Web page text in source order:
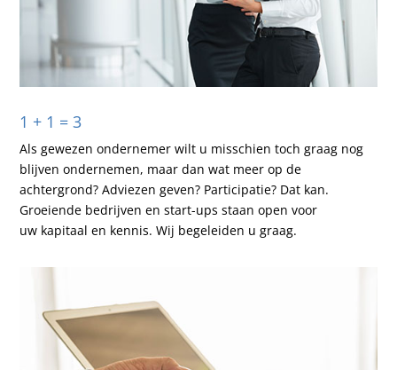
1 + 1 = 3
Als gewezen ondernemer wilt u misschien toch graag nog
blijven ondernemen, maar dan wat meer op de
achtergrond? Adviezen geven? Participatie? Dat kan.
Groeiende bedrijven en start-ups staan open voor
uw kapitaal en kennis. Wij begeleiden u graag.